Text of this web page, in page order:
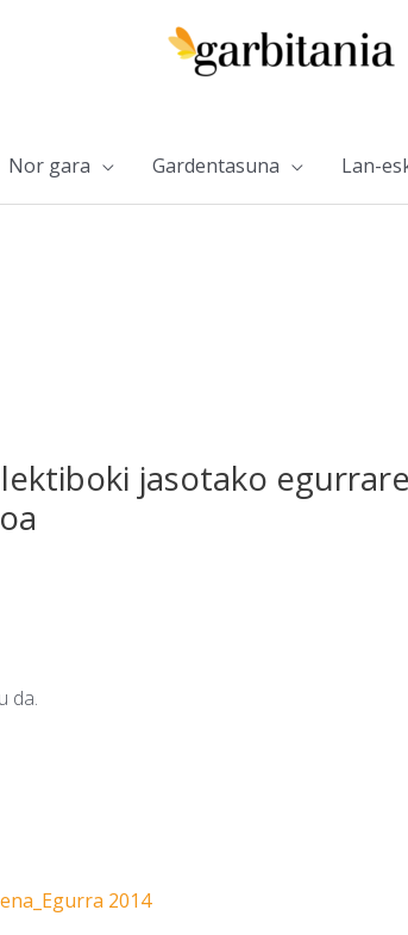
Nor gara Gardentasuna Lan-
jasotako
da.
2014